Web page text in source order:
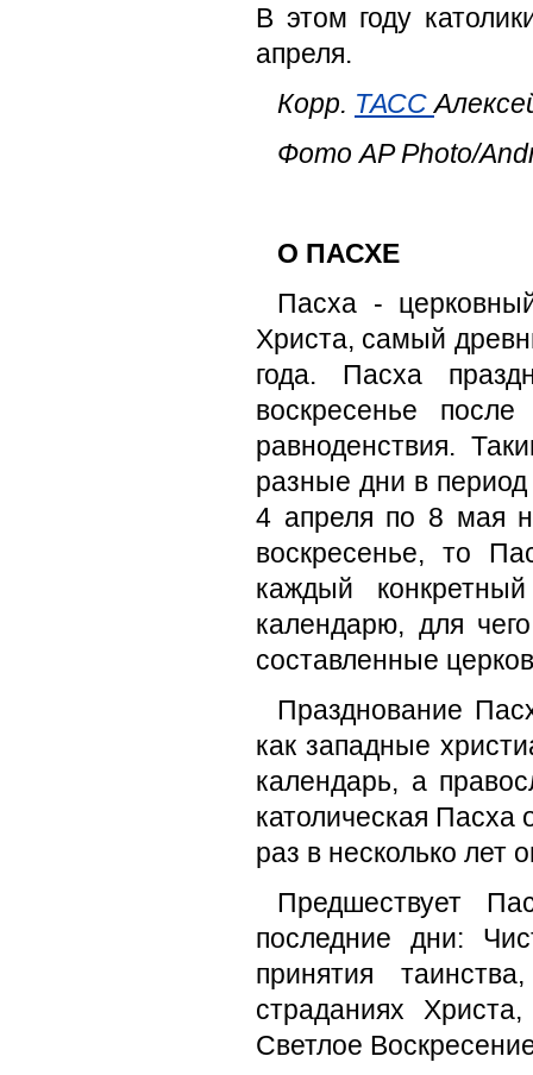
В этом году
апреля.
Корр. ТАСС
Фото AP Photo/
О ПАСХЕ
Пасха -
Христа, самый
года. Пасха
воскресенье
равноденствия.
разные дни в
4 апреля по 8 мая
воскресенье, то
каждый
календарю, для
составленные
Празднование
как западные
календарь, а
католическая
раз в несколько лет
Предшествует
последние дни:
принятия
страданиях
Светлое